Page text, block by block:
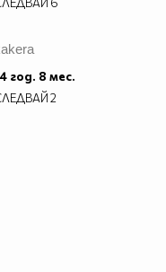
год. 8 мес.
2